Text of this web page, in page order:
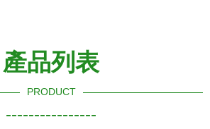
產品列表
PRODUCT
----------------